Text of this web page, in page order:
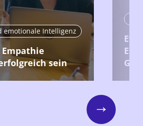
emotionale Intelligenz
sein
Next